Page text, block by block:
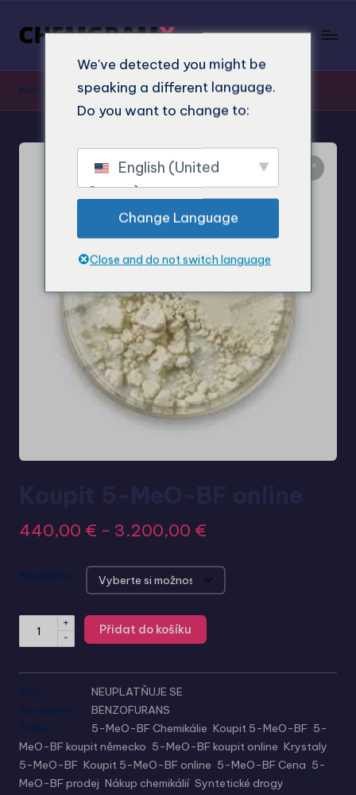
Home Obchod"Koupit 5-MeO-BF online
440,00 € - 3.200,00 €
Množství
-
+
Přidat do košíku
SKU:
NEUPLATŇUJE SE
Kategorie:
BENZOFURANS
Štítky:
5-MeO-BF Chemikálie Koupit 5-MeO-BF 5-
MeO-BF koupit německo 5-MeO-BF koupit online Krystaly
5-MeO-BF Koupit 5-MeO-BF online 5-MeO-BF Cena 5-
MeO-BF prodej Nákup chemikálií Syntetické drogy
We've detected you might be
speaking a different language.
Do you want to change to:
English (United
States)
Change Language
Close and do not switch language